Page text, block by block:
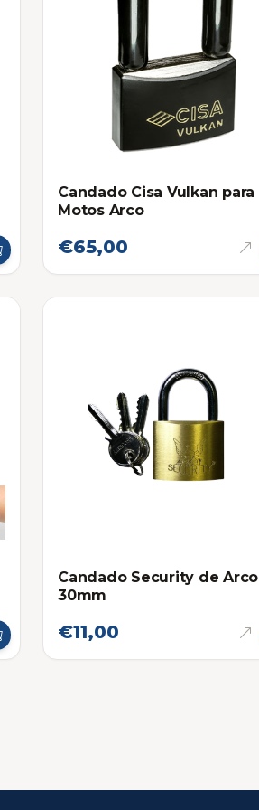
Candado Cisa Vulkan para
Motos Arco
€65,00
Candado Security de Arco
30mm
€11,00